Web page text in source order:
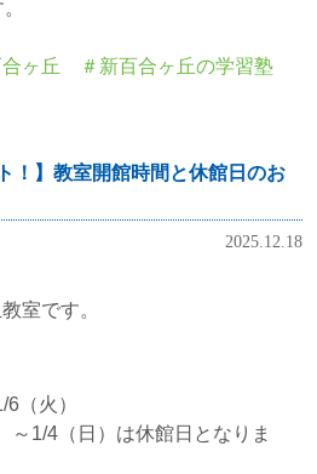
ヶ丘
＃新百合ヶ丘の学習塾
！】教室開館時間と休館日のお
2025.12.18
室です。
（火）
1/4（日）は休館日となりま